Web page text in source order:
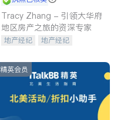
Tracy Zhang - 引领大华府
地区房产之旅的资深专家
地产经纪
地产经纪
商铺租售
精英会员